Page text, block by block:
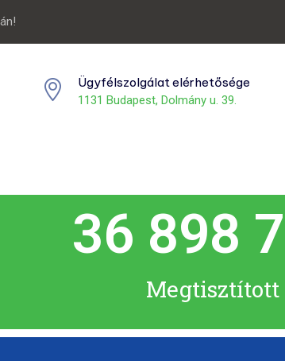
Ügyfélszolgálat elérhetősége
1131 Budapest, Dolmány u. 39.
83 520
Megtisztított